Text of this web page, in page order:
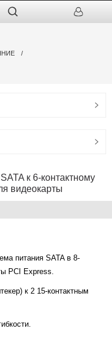
к 6-контактному
видеокарты
питания SATA в 8-
PCI Express.
к 2 15-контактным